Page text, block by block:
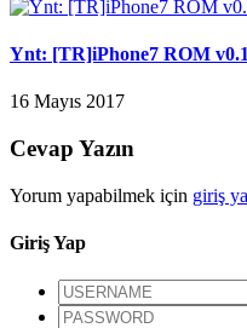
Ynt: [TR]iPhone7 ROM
16 Mayıs 2017
Cevap Yazın
Yorum yapabilmek için giriş
Giriş Yap